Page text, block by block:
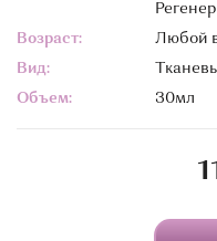
Возраст:
Любой
Вид:
Объем:
30мл